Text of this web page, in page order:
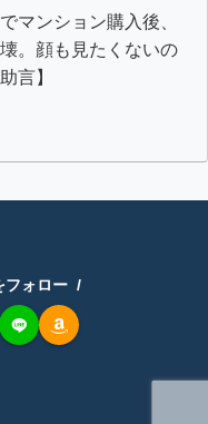
マンション購入後、
。顔も見たくないの
言】
フォロー